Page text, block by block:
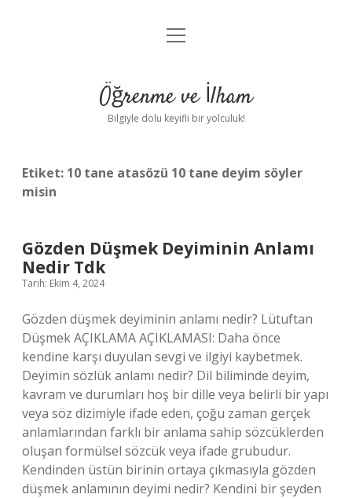
Anasayfa
Yasal Uyarı
menüyü
Öğrenme ve İlham
Bilgiyle dolu keyifli bir yolculuk!
Etiket: 10 tane atasözü 10 tane deyim söyler
misin
Gözden Düşmek Deyiminin Anlamı
Nedir Tdk
Tarih: Ekim 4, 2024
Gözden düşmek deyiminin anlamı nedir? Lütuftan
Düşmek AÇIKLAMA AÇIKLAMASI: Daha önce
kendine karşı duyulan sevgi ve ilgiyi kaybetmek.
Deyimin sözlük anlamı nedir? Dil biliminde deyim,
kavram ve durumları hoş bir dille veya belirli bir yapı
veya söz dizimiyle ifade eden, çoğu zaman gerçek
anlamlarından farklı bir anlama sahip sözcüklerden
oluşan formülsel sözcük veya ifade grubudur.
Kendinden üstün birinin ortaya çıkmasıyla gözden
düşmek anlamının deyimi nedir? Kendini bir şeyden